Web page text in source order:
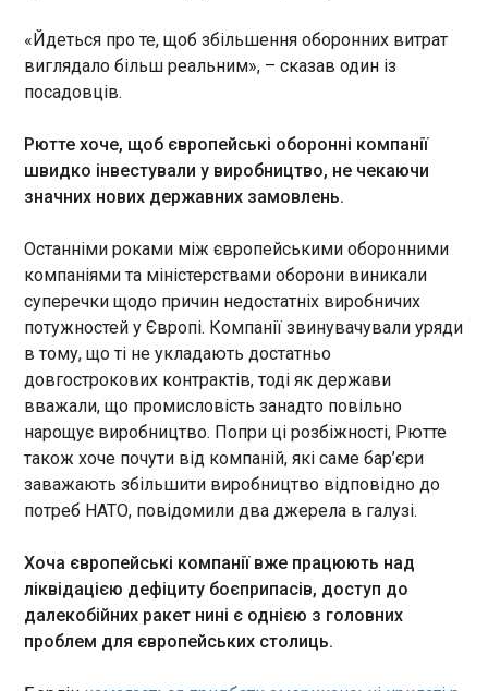
спецтрибунал для Путіна
10:50:46
Ідея про створення спецтрибуналу для
з’явилась у перші дні після його
повномасштабного вторгнення та була публічно
висунута британським юристом Філіпом
Усик виключив бій з колишнім суперником
Джошуа
10:48:26
Поточний чемпіон світу за трьома версіями у
важкій вазі Олександр Усик пояснив, чому він не
планує бій з Джейком Полом у змішаних
єдиноборствах. Нагадаємо, що після того, як
Усик здобув перемогу над Даніелем Дюбуа,
американський блогер і боксер Джейк Пол
запропонував Олександру провести зустріч за
ЧИТАТЬ
Сибіга: Путін завжди хотів увійти в історію, і
спецтрибунал йому допоможе
10:30:52
Глава МЗС України Андрій Сибіга заявив у
«Йдеться про те, щоб збільшення оборонних витрат
виглядало більш реальним», – сказав один із
посадовців.
Рютте хоче, щоб європейські оборонні компанії
швидко інвестували у виробництво, не чекаючи
значних нових державних замовлень.
Останніми роками між європейськими оборонними
компаніями та міністерствами оборони виникали
суперечки щодо причин недостатніх виробничих
потужностей у Європі. Компанії звинувачували уряди
в тому, що ті не укладають достатньо
довгострокових контрактів, тоді як держави
вважали, що промисловість занадто повільно
нарощує виробництво. Попри ці розбіжності, Рютте
також хоче почути від компаній, які саме бар’єри
заважають збільшити виробництво відповідно до
потреб НАТО, повідомили два джерела в галузі.
Хоча європейські компанії вже працюють над
ліквідацією дефіциту боєприпасів, доступ до
далекобійних ракет нині є однією з головних
проблем для європейських столиць.